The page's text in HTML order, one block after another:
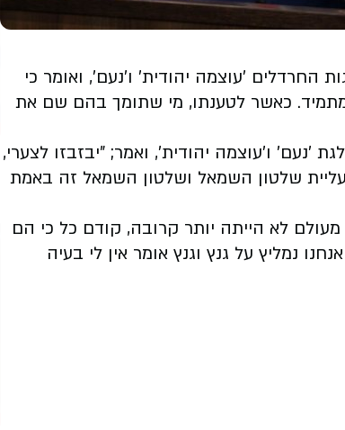
החרדלים 'עוצמה יהודית' ו'נעם', ואומר כי
כאשר לטענתו, מי שתומך בהם שם את
של מפלגת 'נעם' ו'עוצמה יהודית', ואמר; "יבזבזו לצערי,
שלטון השמאל ושלטון השמאל זה באמת
לא הייתה יותר קרובה, קודם כל כי הם
נמליץ על גנץ וגנץ אומר אין לי בעיה